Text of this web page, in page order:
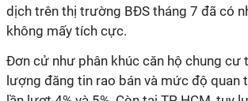
dịch trên thị trường BĐS tháng 7 đã có
không mấy tích cực.
Đơn cử như phân khúc căn hộ chung cư
lượng đăng tin rao bán và mức độ quan